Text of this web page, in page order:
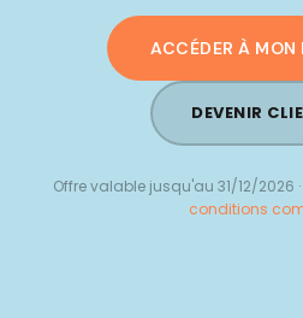
ACCÉDER À MON
DEVENIR
Offre valable jusqu'au 31/12/2026
conditions